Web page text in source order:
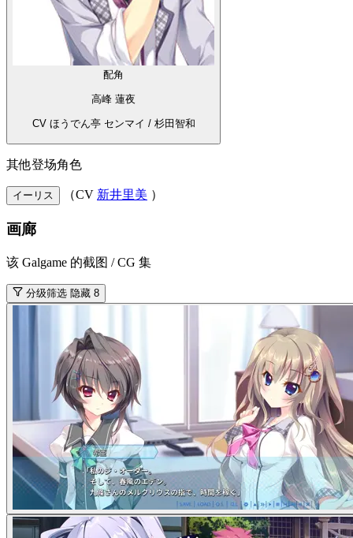
配角
高峰 蓮夜
CV ほうでん亭 センマイ / 杉田智和
其他登场角色
イーリス （CV 新井里美 ）
画廊
该 Galgame 的截图 / CG 集
分级筛选 隐藏 8